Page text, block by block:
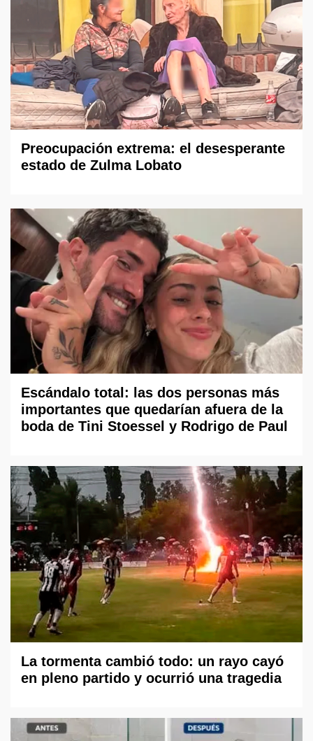
Preocupación extrema: el desesperante
estado de Zulma Lobato
Escándalo total: las dos personas más
importantes que quedarían afuera de la
boda de Tini Stoessel y Rodrigo de Paul
La tormenta cambió todo: un rayo cayó
en pleno partido y ocurrió una tragedia